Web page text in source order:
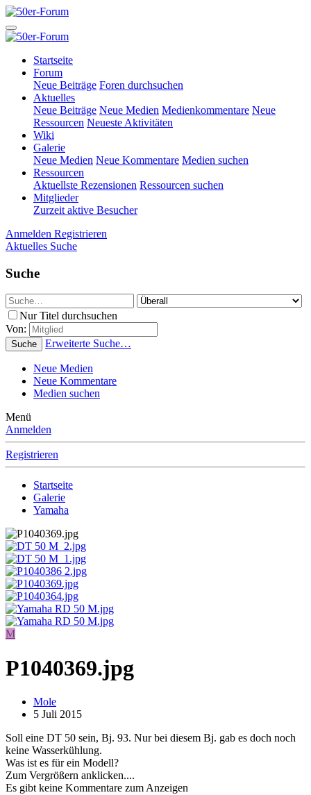
Startseite
Forum
Neue Beiträge Foren durchsuchen
Aktuelles
Neue Beiträge Neue Medien Medienkommentare Neue
Ressourcen Neueste Aktivitäten
Wiki
Galerie
Neue Medien Neue Kommentare Medien suchen
Ressourcen
Aktuellste Rezensionen Ressourcen suchen
Mitglieder
Zurzeit aktive Besucher
Anmelden Registrieren
Aktuelles Suche
Suche
Nur Titel durchsuchen
Von:
Suche Erweiterte Suche…
Neue Medien
Neue Kommentare
Medien suchen
Menü
Anmelden
Registrieren
Startseite
Galerie
Yamaha
M
P1040369.jpg
Mole
5 Juli 2015
Soll eine DT 50 sein, Bj. 93. Nur bei diesem Bj. gab es doch noch
keine Wasserkühlung.
Was ist es für ein Modell?
Zum Vergrößern anklicken....
Es gibt keine Kommentare zum Anzeigen